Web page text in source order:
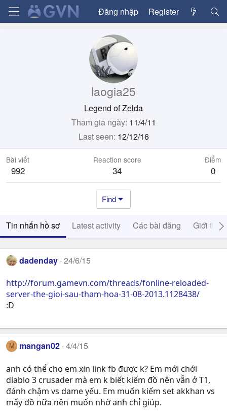
Đăng nhập Register
laogia25
Legend of Zelda
Tham gia ngày 11/4/11
Last seen 12/12/16
Bài viết
992
Reaction score
34
Điểm
0
Find
Tin nhắn hồ sơ Latest activity Các bài đăng Giới thiệu
dadenday 24/6/15
http://forum.gamevn.com/threads/fonline-reloaded-
server-the-gioi-sau-tham-hoa-31-08-2013.1128438/
:D
M mangan02 4/4/15
anh có thể cho em xin link fb được k? Em mới chới
diablo 3 crusader mà em k biết kiếm đồ nên vẫn ở T1,
đánh chậm vs dame yếu. Em muốn kiếm set akkhan vs
mấy đồ nữa nên muốn nhờ anh chỉ giúp.